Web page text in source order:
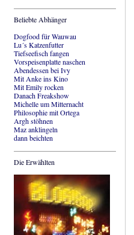
Beliebte Abhänger
Dogfood für Wauwau
Lu´s Katzenfutter
Tiefseefisch fangen
Vorspeisenplatte naschen
Abendessen bei Ivy
Mit Anke ins Kino
Mit Emily rocken
Danach Freakshow
Michelle um Mitternacht
Philosophie mit Ortega
Argh stöhnen
Maz anklingeln
dann beichten
Die Erwählten